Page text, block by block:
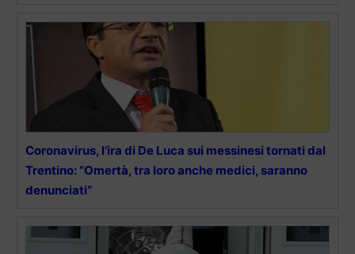
Coronavirus, l’ira di De Luca sui messinesi tornati dal
Trentino: “Omertà, tra loro anche medici, saranno
denunciati”